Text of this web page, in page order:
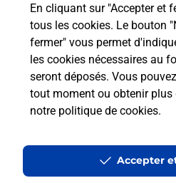
En cliquant sur "Accepter et
tous les cookies. Le bouton
fermer" vous permet
les cookies nécessaires au
seront déposés. Vous
tout moment ou obtenir
notre politique de cookies.
Accepter
Localiser Liste Boîtes aux lettres
Accessibilité : partiellement